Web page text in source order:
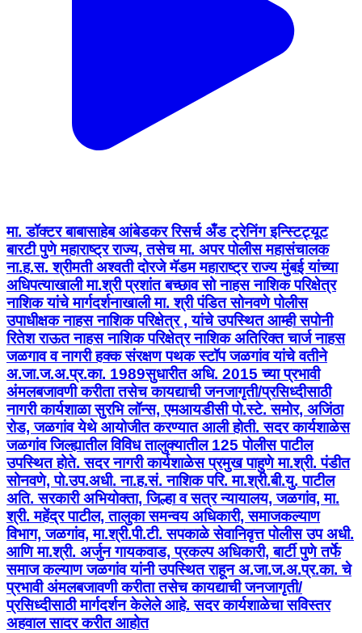
मा. डॉक्टर बाबासाहेब आंबेडकर रिसर्च अँड ट्रेनिंग इन्स्टिट्यूट
बारटी पुणे महाराष्ट्र राज्य, तसेच मा. अपर पोलीस महासंचालक
ना.ह.स. श्रीमती अश्वती दोरजे मॅडम महाराष्ट्र राज्य मुंबई यांच्या
अधिपत्याखाली मा.श्री प्रशांत बच्छाव सो नाहस नाशिक परिक्षेत्र
नाशिक यांचे मार्गदर्शनाखाली मा. श्री पंडित सोनवणे पोलीस
उपाधीक्षक नाहस नाशिक परिक्षेत्र , यांचे उपस्थित आम्ही सपोनी
रितेश राऊत नाहस नाशिक परिक्षेत्र नाशिक अतिरिक्त चार्ज नाहस
जळगाव व नागरी हक्क संरक्षण पथक स्टॉप जळगांव यांचे वतीने
अ.जा.ज.अ.प्र.का. 1989सुधारीत अधि. 2015 च्या प्रभावी
अंमलबजावणी करीता तसेच कायद्याची जनजागृती/प्रसिध्दीसाठी
नागरी कार्यशाळा सुरभि लॉन्स, एमआयडीसी पो.स्टे. समोर, अजिंठा
रोड, जळगांव येथे आयोजीत करण्यात आली होती. सदर कार्यशाळेस
जळगांव जिल्ह्यातील विविध तालुक्यातील 125 पोलीस पाटील
उपस्थित होते. सदर नागरी कार्यशाळेस प्रमुख पाहुणे मा.श्री. पंडीत
सोनवणे, पो.उप.अधी. ना.ह.सं. नाशिक परि. मा.श्री.बी.यु. पाटील
अति. सरकारी अभियोक्ता, जिल्हा व सत्र न्यायालय, जळगांव, मा.
श्री. महेंद्र पाटील, तालुका समन्वय अधिकारी, समाजकल्याण
विभाग, जळगांव, मा.श्री.पी.टी. सपकाळे सेवानिवृत्त पोलीस उप अधी.
आणि मा.श्री. अर्जुन गायकवाड, प्रकल्प अधिकारी, बार्टी पुणे तर्फे
समाज कल्याण जळगांव यांनी उपस्थित राहून अ.जा.ज.अ.प्र.का. चे
प्रभावी अंमलबजावणी करीता तसेच कायद्याची जनजागृती/
प्रसिध्दीसाठी मार्गदर्शन केलेले आहे. सदर कार्यशाळेचा सविस्तर
अहवाल सादर करीत आहोत